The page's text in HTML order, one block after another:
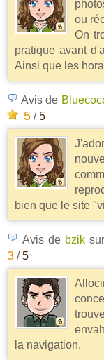
ou
On
pratique avant
Ainsi que les
Avis de
5 /5
bien que le site
Avis de bzik
3 /5
la navigation.